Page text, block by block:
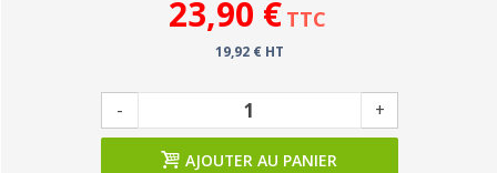
23,90 € TTC
19,92 € HT
- +
AJOUTER AU PANIER